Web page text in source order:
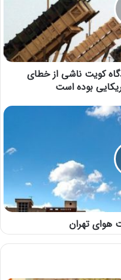
کویت ناشی از خطای
بوده است
هوای تهران